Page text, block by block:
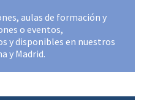
aulas de formación y
o eventos,
y disponibles en nuestros
y Madrid.